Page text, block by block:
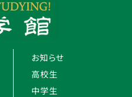
お知らせ
高校生
中学生